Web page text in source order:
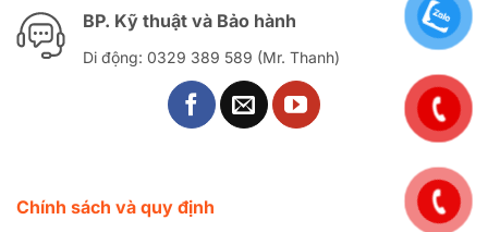
BP. Kỹ thuật và Bảo hành
Di động: 0329 389 589 (Mr. Thanh)
Chính sách và quy định